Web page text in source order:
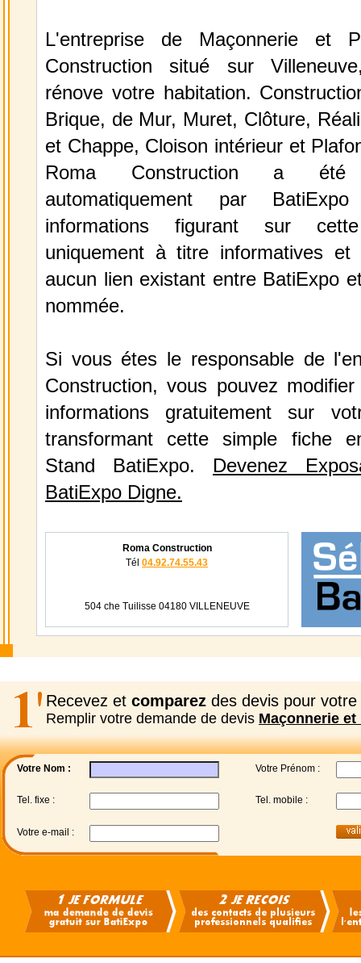
L'entreprise de Maçonnerie et
Construction situé sur
rénove votre habitation.
Brique, de Mur, Muret, Clôture,
et Chappe, Cloison intérieur et
Roma Construction a été
automatiquement par
informations figurant sur
uniquement à titre informatives et
aucun lien existant entre BatiExpo
nommée.
Si vous étes le responsable de
Construction, vous pouvez
informations gratuitement sur
transformant cette simple fiche
Stand BatiExpo. Devenez
BatiExpo Digne.
Roma Construction
Tél 04.92.74.55.43
504 che Tuilisse 04180 VILLENEUVE
Recevez et comparez des devis pour votre
Remplir votre demande de devis Maçonnerie et
Votre Nom : Votre Prénom :
Tel. fixe : Tel. mobile :
Votre e-mail :